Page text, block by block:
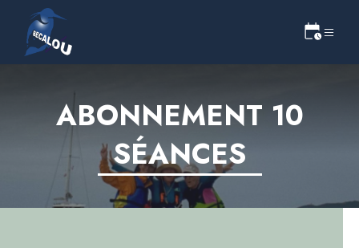
ABONNEMENT 10
SÉANCES